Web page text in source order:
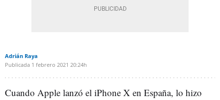
Adrián Raya
Publicada 1 febrero 2021 20:24h
Cuando Apple lanzó el iPhone X en España, lo hizo